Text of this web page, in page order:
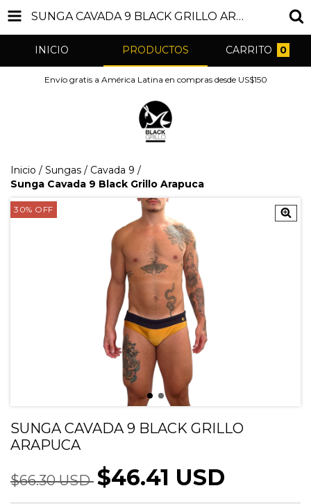
SUNGA CAVADA 9 BLACK GRILLO ARAPUCA
INICIO PRODUCTOS CARRITO 0
Envío gratis a América Latina en compras desde US$150
Inicio / Sungas / Cavada 9 /
Sunga Cavada 9 Black Grillo Arapuca
30% OFF
SUNGA CAVADA 9 BLACK GRILLO
ARAPUCA
$66.30 USD $46.41 USD